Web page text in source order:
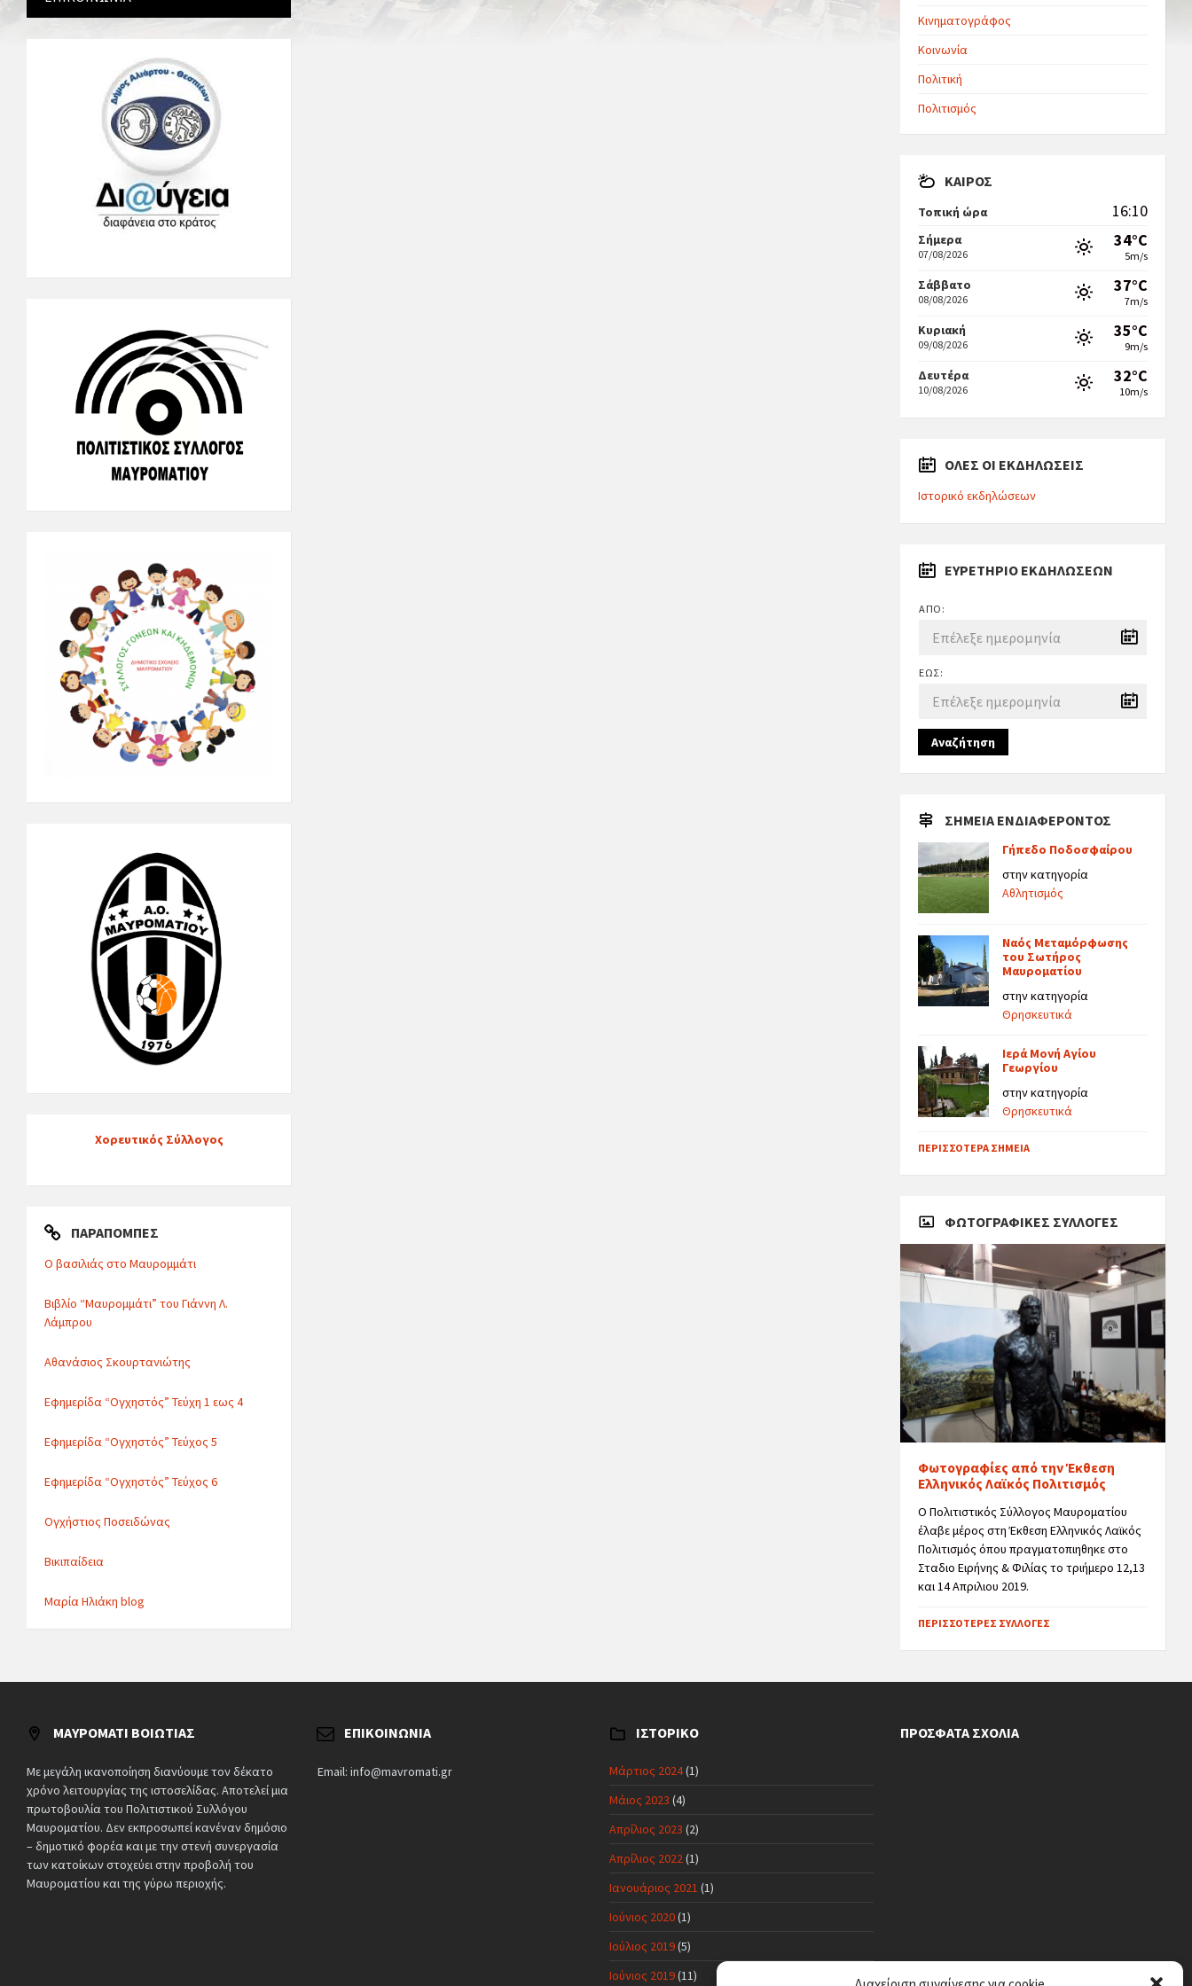
Χορευτικός Σύλλογος
ΠΑΡΑΠΟΜΠΈΣ
Ο βασιλιάς στο Μαυρομμάτι
Βιβλίο “Μαυρομμάτι” του Γιάννη Λ.
Λάμπρου
Αθανάσιος Σκουρτανιώτης
Εφημερίδα “Ογχηστός” Τεύχη 1 εως 4
Εφημερίδα “Ογχηστός” Τεύχος 5
Εφημερίδα “Ογχηστός” Τεύχος 6
Ογχήστιος Ποσειδώνας
Βικιπαίδεια
Μαρία Ηλιάκη blog
Κινηματογράφος
Κοινωνία
Πολιτική
Πολιτισμός
ΚΑΙΡΌΣ
Τοπική ώρα 16:10
Σήμερα
07/08/2026
34°C
5m/s
Σάββατο
08/08/2026
37°C
7m/s
Κυριακή
09/08/2026
35°C
9m/s
Δευτέρα
10/08/2026
32°C
10m/s
ΟΛΕΣ ΟΙ ΕΚΔΗΛΩΣΕΙΣ
Ιστορικό εκδηλώσεων
ΕΥΡΕΤΉΡΙΟ ΕΚΔΗΛΏΣΕΩΝ
ΑΠΌ:
ΈΩΣ:
Αναζήτηση
ΣΗΜΕΊΑ ΕΝΔΙΑΦΈΡΟΝΤΟΣ
Γήπεδο Ποδοσφαίρου
στην κατηγορία
Αθλητισμός
Ναός Μεταμόρφωσης
του Σωτήρος
Μαυροματίου
στην κατηγορία
Θρησκευτικά
Ιερά Μονή Αγίου
Γεωργίου
στην κατηγορία
Θρησκευτικά
ΠΕΡΙΣΣΌΤΕΡΑ ΣΗΜΕΊΑ
ΦΩΤΟΓΡΑΦΙΚΈΣ ΣΥΛΛΟΓΈΣ
Φωτογραφίες από την Έκθεση
Ελληνικός Λαϊκός Πολιτισμός
Ο Πολιτιστικός Σύλλογος Μαυροματίου
έλαβε μέρος στη Έκθεση Ελληνικός Λαϊκός
Πολιτισμός όπου πραγματοπιηθηκε στο
Σταδιο Ειρήνης & Φιλίας το τριήμερο 12,13
και 14 Απριλιου 2019.
ΠΕΡΙΣΣΌΤΕΡΕΣ ΣΥΛΛΟΓΈΣ
ΜΑΥΡΟΜΆΤΙ ΒΟΙΩΤΊΑΣ
Με μεγάλη ικανοποίηση διανύουμε τον δέκατο
χρόνο λειτουργίας της ιστοσελίδας. Αποτελεί μια
πρωτοβουλία του Πολιτιστικού Συλλόγου
Μαυροματίου. Δεν εκπροσωπεί κανέναν δημόσιο
– δημοτικό φορέα και με την στενή συνεργασία
των κατοίκων στοχεύει στην προβολή του
Μαυροματίου και της γύρω περιοχής.
ΕΠΙΚΟΙΝΩΝΊΑ
Email: info@mavromati.gr
ΙΣΤΟΡΙΚΌ
Μάρτιος 2024(1)
Μάιος 2023 (4)
Απρίλιος 2023 (2)
Απρίλιος 2022(1)
Ιανουάριος 2021 (1)
Ιούνιος 2020(1)
Ιούλιος 2019(5)
Ιούνιος 2019(11)
ΠΡΌΣΦΑΤΑ ΣΧΌΛΙΑ